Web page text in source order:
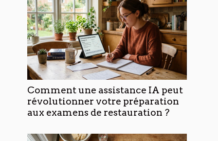
Comment une assistance IA peut
révolutionner votre préparation
aux examens de restauration ?